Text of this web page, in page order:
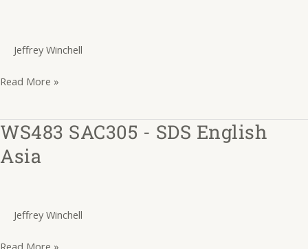
Jeffrey Winchell
Asia
Read More »
WS483 SAC305 - SDS English
Asia
Jeffrey Winchell
WS483
SAC305
-
Asia
Read More »